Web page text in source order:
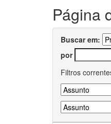
Página
Buscar em:
por
Filtros